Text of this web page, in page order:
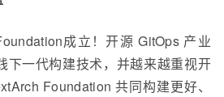
成立！开源 GitOps 产业
下一代构建技术，并越来越重视开
Foundation 共同构建更好、